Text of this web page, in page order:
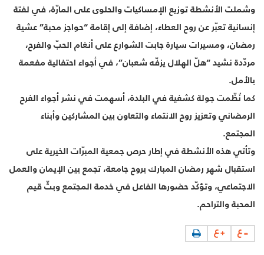
وشملت الأنشطة توزيع الإمساكيات والحلوى على المارّة، في لفتة
إنسانية تعبّر عن روح العطاء، إضافة إلى إقامة “حواجز محبة” عشية
رمضان، ومسيرات سيارة جابت الشوارع على أنغام الحبّ والفرح،
مردّدة نشيد “هلّ الهلال يزفّه شعبان”، في أجواء احتفالية مفعمة
بالأمل.
كما نُظّمت جولة كشفية في البلدة، أسهمت في نشر أجواء الفرح
الرمضاني وتعزيز روح الانتماء والتعاون بين المشاركين وأبناء
المجتمع.
وتأتي هذه الأنشطة في إطار حرص جمعية المبرّات الخيرية على
استقبال شهر رمضان المبارك بروح جامعة، تجمع بين الإيمان والعمل
الاجتماعي، وتؤكّد حضورها الفاعل في خدمة المجتمع وبثّ قيم
المحبة والتراحم.